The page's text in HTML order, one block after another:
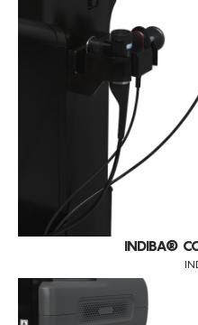
INDIBA
TODOS OS TRATAMENTOS
EDEMAS
MEDICINA ESTÉTICA (PRÉ E
FALTA DE FLEXIBILIDADE E
PREPARAÇÃO E
DRENAGEM LINFÁTICAINDIBA®